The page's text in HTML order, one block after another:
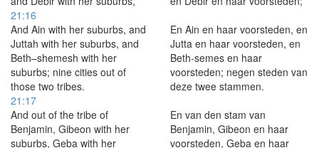
21:16
And Ain with her suburbs, and
Juttah with her suburbs, and
Beth–shemesh with her
suburbs; nine cities out of
those two tribes.
En Ain en haar voorsteden, en
Jutta en haar voorsteden, en
Beth-semes en haar
voorsteden; negen steden van
deze twee stammen.
21:17
And out of the tribe of
Benjamin, Gibeon with her
suburbs, Geba with her
En van den stam van
Benjamin, Gibeon en haar
voorsteden, Geba en haar